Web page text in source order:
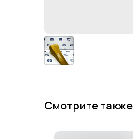
Смотрите также